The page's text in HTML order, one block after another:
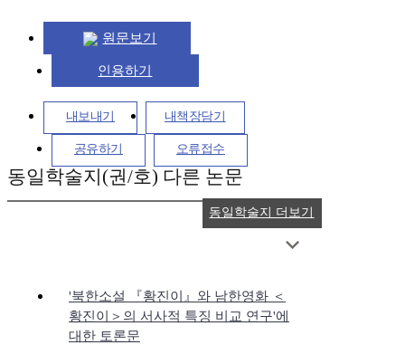
원문보기
인용하기
내보내기 내책장담기
공유하기 오류접수
동일학술지(권/호) 다른 논문
'북한소설 『황진이』와 남한영화 ＜
황진이＞의 서사적 특징 비교 연구'에
대한 토론문
동일학술지 더보기